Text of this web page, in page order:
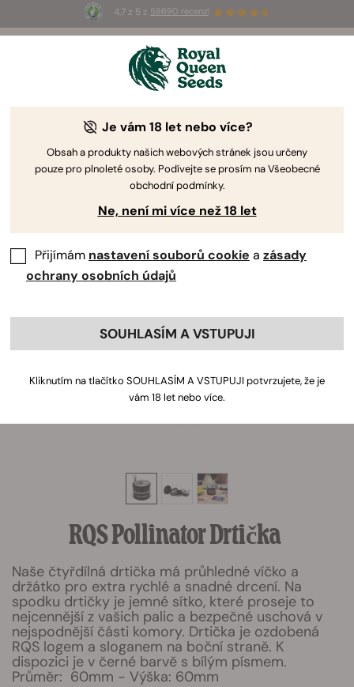
4.7 z 5 z 58690 recenzí
3 semínka White Widow Auto
RQS Pollinator Drtička
Naše čtyřdílná drtička má průhledné víčko a
držátko pro extra rychlé a snadné drcení. Na
spodku drtičky je jemné sítko, které proseje to
nejcennější z vašich palic a bezpečné uschová v
nejspodnější části komory. Drtička je ozdobená
RQS logem a sloganem na boční straně. K
dispozici je v černé barvě s bílým písmem.
Průměr: 60mm - Výška: 60mm
Je vám 18 let nebo více?
Obsah a produkty našich webových stránek jsou určeny
pouze pro plnoleté osoby. Podívejte se prosím na Všeobecné
obchodní podmínky.
Ne, není mi více než 18 let
Přijímám nastavení souborů cookie a zásady
ochrany osobních údajů
SOUHLASÍM A VSTUPUJI
Kliknutím na tlačítko SOUHLASÍM A VSTUPUJI potvrzujete, že je
vám 18 let nebo více.